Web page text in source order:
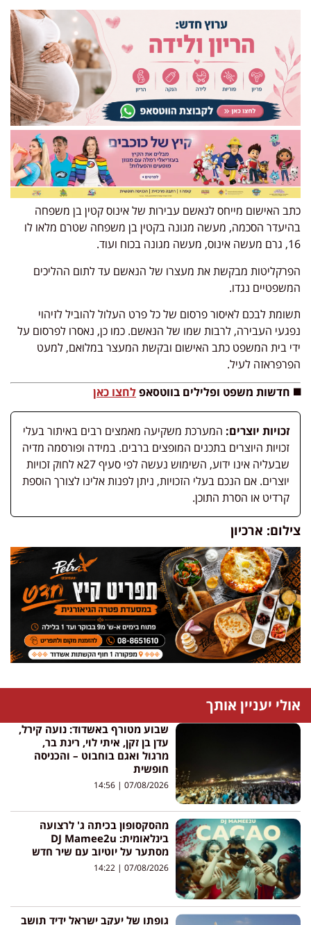
כתב האישום מייחס לנאשם עבירות של אינוס קטין בן משפחה
בהיעדר הסכמה, מעשה מגונה בקטין בן משפחה שטרם מלאו לו
16, גרם מעשה אינוס, מעשה מגונה בכוח ועוד.
הפרקליטות מבקשת את מעצרו של הנאשם עד לתום ההליכים
המשפטיים נגדו.
תשומת לבכם לאיסור פרסום של כל פרט העלול להוביל לזיהוי
נפגעי העבירה, לרבות שמו של הנאשם. כמו כן, נאסרו לפרסום על
ידי בית המשפט כתב האישום ובקשת המעצר במלואם, למעט
הפרפראזה לעיל.
◼️ חדשות משפט ופלילים בווטסאפלחצו כאן
זכויות יוצרים: המערכת משקיעה מאמצים רבים באיתור בעלי
זכויות היוצרים בתכנים המופצים ברבים. במידה ופורסמה מדיה
שבעליה אינו ידוע, השימוש נעשה לפי סעיף 27א לחוק זכויות
יוצרים. אם הנכם בעלי הזכויות, ניתן לפנות אלינו לצורך הוספת
קרדיט או הסרת התוכן.
צילום: ארכיון
אולי יעניין אותך
שבוע מטורף באשדוד: נועה קירל,
עדן בן זקן, איתי לוי, רינת בר,
מרגול ואגם בוחבוט – והכניסה
חופשית
07/08/2026
מהסקסופון בכיתה ג' לרצועה
בינלאומית: DJ Mamee2u
מסתער על יוטיוב עם שיר חדש
07/08/2026
גופתו של יעקב ישראל ידיד תושב